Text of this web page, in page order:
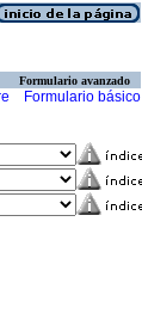
Formulario avanzado
Formulario básico